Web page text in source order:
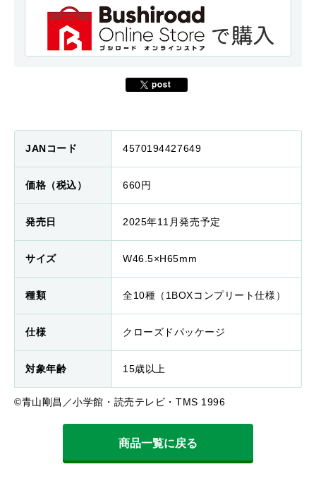
JANコード 4570194427649
価格（税込） 660円
発売日 2025年11月発売予定
サイズ W46.5×H65mm
種類 全10種（1BOXコンプリート仕様）
仕様 クローズドパッケージ
対象年齢 15歳以上
©青山剛昌／小学館・読売テレビ・TMS 1996
商品一覧に戻る